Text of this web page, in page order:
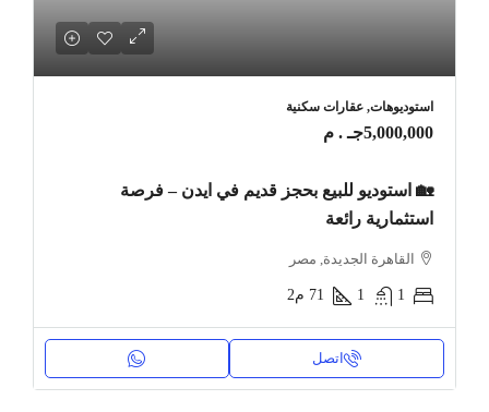
استوديوهات, عقارات سكنية
5,000,000جـ . م
🏡 استوديو للبيع بحجز قديم في ايدن – فرصة
استثمارية رائعة
القاهرة الجديدة, مصر
1
1
71 م2
اتصل